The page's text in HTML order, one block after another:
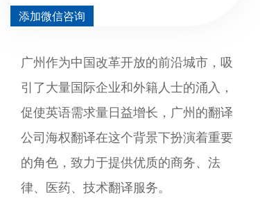
添加微信咨询
广州作为中国改革开放的前沿城市，吸
引了大量国际企业和外籍人士的涌入，
促使英语需求量日益增长，广州的翻译
公司海权翻译在这个背景下扮演着重要
的角色，致力于提供优质的商务、法
律、医药、技术翻译服务。